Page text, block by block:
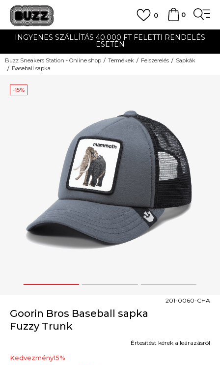
0
0
INGYENES SZÁLLÍTÁS 40.000 FT FELETTI RENDELÉS
ESETÉN
Buzz Sneakers Station - Online shop Termékek Felszerelés
Sapkák
Baseball sapka
1 2 3
-15%
Goorin Bros Baseball sapka
Fuzzy Trunk
201-0060-CHA
Kedvezmény15%
Értesítést kérek a leárazásról